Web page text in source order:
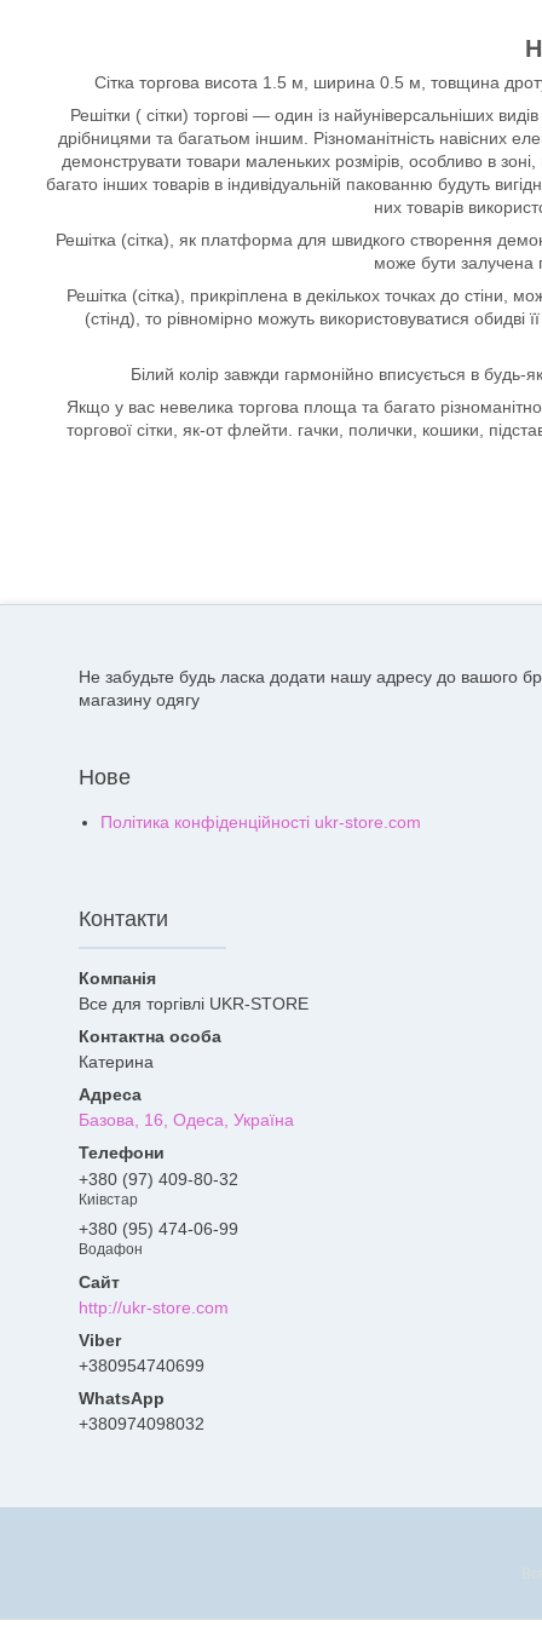
Сітка торгова висота 1.5 м, ширина 0.5 м, товщина
Решітки ( сітки) торгові — один із найуніверсальніших
дрібницями та багатьом іншим. Різноманітність навісних
демонструвати товари маленьких розмірів, особливо в
багато інших товарів в індивідуальній пакованню будуть
них товарів
Решітка (сітка), як платформа для швидкого створення
може бути залучена
Решітка (сітка), прикріплена в декількох точках до
(стінд), то рівномірно можуть використовуватися
Білий колір завжди гармонійно вписується в
Якщо у вас невелика торгова площа та багато
торгової сітки, як-от флейти. гачки, полички, кошики,
Не забудьте будь ласка додати нашу адресу до вашого
магазину одягу
Нове
Політика конфіденційності ukr-store.com
Контакти
Все для торгівлі UKR-STORE
Катерина
Базова, 16, Одеса, Україна
+380 (97) 409-80-32
Киівстар
+380 (95) 474-06-99
Водафон
http://ukr-store.com
+380954740699
+380974098032